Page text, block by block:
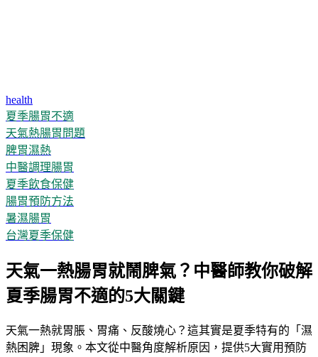
health
夏季腸胃不適
天氣熱腸胃問題
脾胃濕熱
中醫調理腸胃
夏季飲食保健
腸胃預防方法
暑濕腸胃
台灣夏季保健
天氣一熱腸胃就鬧脾氣？中醫師教你破解
夏季腸胃不適的5大關鍵
天氣一熱就胃脹、胃痛、反酸燒心？這其實是夏季特有的「濕
熱困脾」現象。本文從中醫角度解析原因，提供5大實用預防